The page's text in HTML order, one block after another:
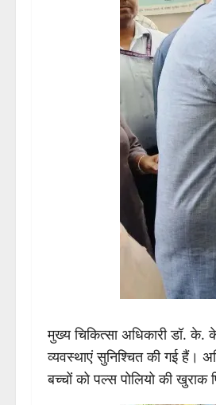
मुख्य चिकित्सा अधिकारी डॉ.
व्यवस्थाएं सुनिश्चित की गई
बच्चों को पल्स पोलियो की खुराक